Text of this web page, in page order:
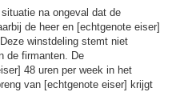
na ongeval dat de
de heer en [echtgenote eiser]
winstdeling stemt niet
de firmanten. De
48 uren per week in het
van [echtgenote eiser] krijgt